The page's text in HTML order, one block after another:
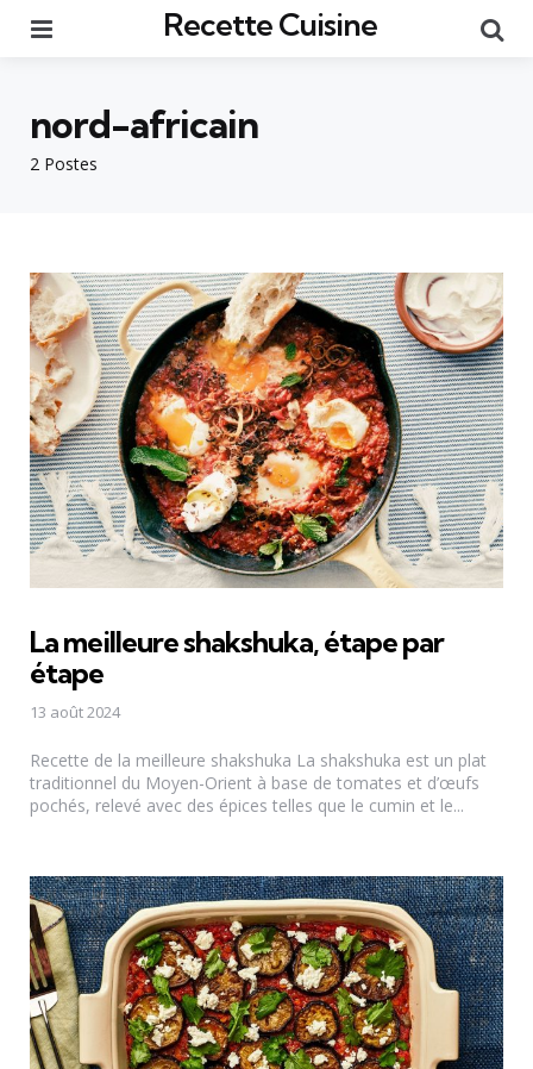
Recette Cuisine
2 Postes
nord-africain
La meilleure shakshuka, étape par
étape
13 août 2024
Recette de la meilleure shakshuka La shakshuka est un plat
traditionnel du Moyen-Orient à base de tomates et d’œufs
pochés, relevé avec des épices telles que le cumin et le...